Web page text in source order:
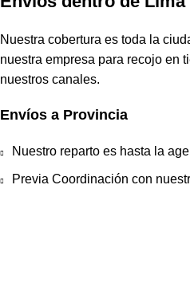
Nuestra cobertura es toda la
nuestra empresa para recojo en
nuestros canales.
Envíos a Provincia
Nuestro reparto es hasta la
Previa Coordinación con